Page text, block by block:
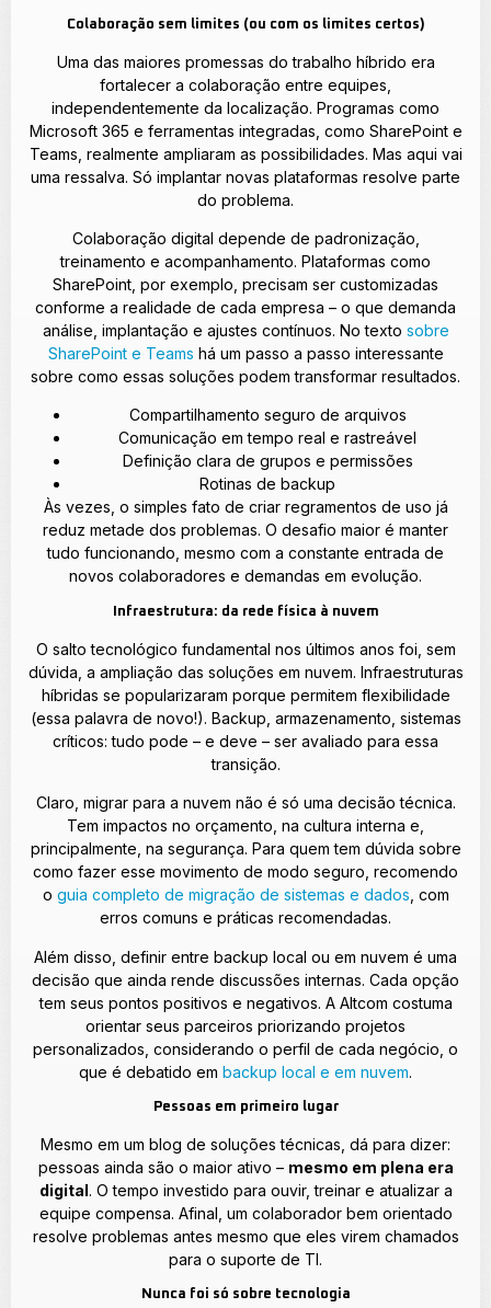
Colaboração sem limites (ou com os limites certos)
Uma das maiores promessas do trabalho híbrido era
fortalecer a colaboração entre equipes,
independentemente da localização. Programas como
Microsoft 365 e ferramentas integradas, como SharePoint e
Teams, realmente ampliaram as possibilidades. Mas aqui vai
uma ressalva. Só implantar novas plataformas resolve parte
do problema.
Colaboração digital depende de padronização,
treinamento e acompanhamento. Plataformas como
SharePoint, por exemplo, precisam ser customizadas
conforme a realidade de cada empresa – o que demanda
análise, implantação e ajustes contínuos. No texto sobre
SharePoint e Teams há um passo a passo interessante
sobre como essas soluções podem transformar resultados.
Compartilhamento seguro de arquivos
Comunicação em tempo real e rastreável
Definição clara de grupos e permissões
Rotinas de backup
Às vezes, o simples fato de criar regramentos de uso já
reduz metade dos problemas. O desafio maior é manter
tudo funcionando, mesmo com a constante entrada de
novos colaboradores e demandas em evolução.
Infraestrutura: da rede física à nuvem
O salto tecnológico fundamental nos últimos anos foi, sem
dúvida, a ampliação das soluções em nuvem. Infraestruturas
híbridas se popularizaram porque permitem flexibilidade
(essa palavra de novo!). Backup, armazenamento, sistemas
críticos: tudo pode – e deve – ser avaliado para essa
transição.
Claro, migrar para a nuvem não é só uma decisão técnica.
Tem impactos no orçamento, na cultura interna e,
principalmente, na segurança. Para quem tem dúvida sobre
como fazer esse movimento de modo seguro, recomendo
o guia completo de migração de sistemas e dados , com
erros comuns e práticas recomendadas.
Além disso, definir entre backup local ou em nuvem é uma
decisão que ainda rende discussões internas. Cada opção
tem seus pontos positivos e negativos. A Altcom costuma
orientar seus parceiros priorizando projetos
personalizados, considerando o perfil de cada negócio, o
que é debatido em backup local e em nuvem.
Pessoas em primeiro lugar
Mesmo em um blog de soluções técnicas, dá para dizer:
pessoas ainda são o maior ativo – mesmo em plena era
digital. O tempo investido para ouvir, treinar e atualizar a
equipe compensa. Afinal, um colaborador bem orientado
resolve problemas antes mesmo que eles virem chamados
para o suporte de TI.
Nunca foi só sobre tecnologia